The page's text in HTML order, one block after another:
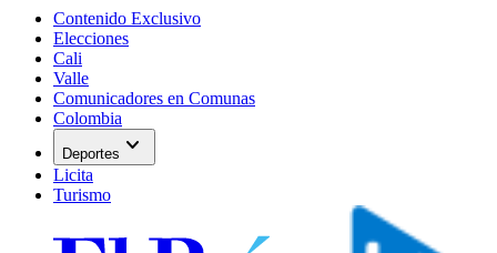
Contenido Exclusivo
Elecciones
Cali
Valle
Comunicadores en Comunas
Colombia
Deportes expand_more
Licita
Turismo